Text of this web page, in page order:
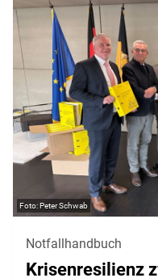
Peter Schwab
Notfallhandbuch
Krisenresilienz